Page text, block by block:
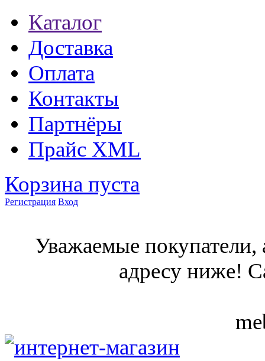
Каталог
Доставка
Оплата
Контакты
Партнёры
Прайс XML
Корзина пуста
Регистрация Вход
Уважаемые покупатели,
адресу ниже!